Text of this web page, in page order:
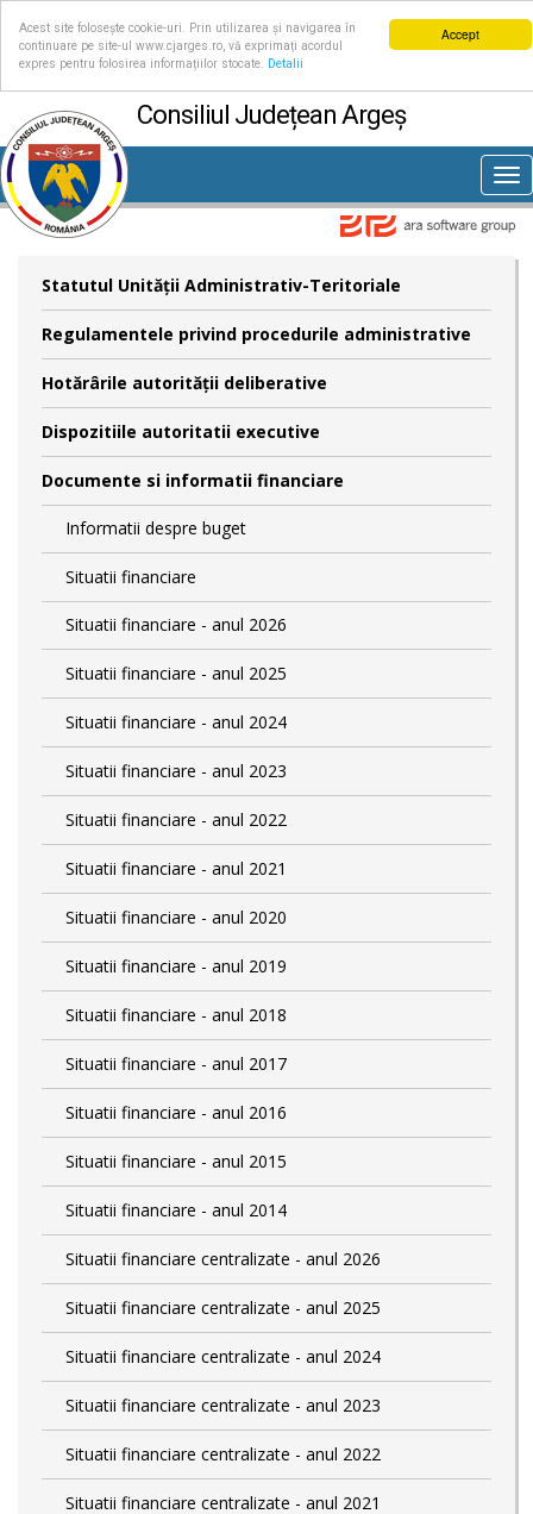
Accept
Acest site folosește cookie-uri. Prin utilizarea și navigarea în
continuare pe site-ul www.cjarges.ro, vă exprimați acordul
expres pentru folosirea informațiilor stocate.
Detalii
Consiliul Județean Argeș
Statutul Unităţii Administrativ-Teritoriale
Regulamentele privind procedurile administrative
Hotărârile autorităţii deliberative
Dispozitiile autoritatii executive
Documente si informatii financiare
Informatii despre buget
Situatii financiare
Situatii financiare - anul 2026
Situatii financiare - anul 2025
Situatii financiare - anul 2024
Situatii financiare - anul 2023
Situatii financiare - anul 2022
Situatii financiare - anul 2021
Situatii financiare - anul 2020
Situatii financiare - anul 2019
Situatii financiare - anul 2018
Situatii financiare - anul 2017
Situatii financiare - anul 2016
Situatii financiare - anul 2015
Situatii financiare - anul 2014
Situatii financiare centralizate - anul 2026
Situatii financiare centralizate - anul 2025
Situatii financiare centralizate - anul 2024
Situatii financiare centralizate - anul 2023
Situatii financiare centralizate - anul 2022
Situatii financiare centralizate - anul 2021